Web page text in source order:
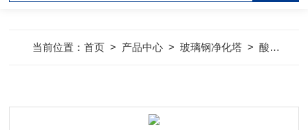
当前位置：首页 > 产品中心 >玻璃钢净化塔 >酸雾废气净化塔